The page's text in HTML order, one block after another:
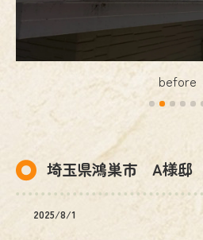
before
埼玉県鴻巣市 A様邸
2025/8/1